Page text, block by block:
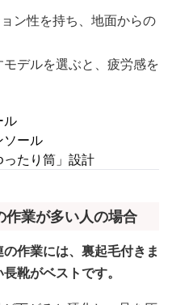
ン性を持ち、地面からの
デルを選ぶと、疲労感を
ル
ソール
たり筒」設計
作業が多い人の場合
作業には、裏起毛付きま
靴がベストです。